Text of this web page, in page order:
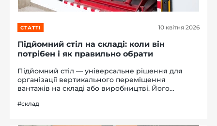
СТАТТІ 10 квітня 2026
Підйомний стіл на складі: коли він
потрібен і як правильно обрати
Підйомний стіл — універсальне рішення для
організації вертикального переміщення
вантажів на складі або виробництві. Його
так і в процесі роботи, коли з'являється потреба
#склад